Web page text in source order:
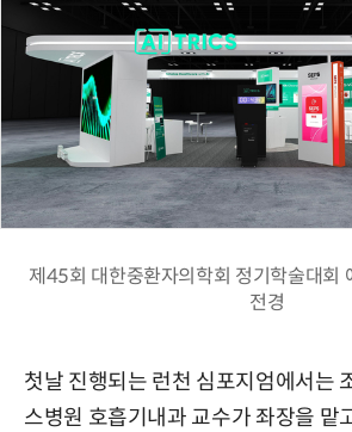
제45회 대한중환자의학회 정기학술대회
전경
첫날 진행되는 런천 심포지엄에서는
스병원 호흡기내과 교수가 좌장을 맡